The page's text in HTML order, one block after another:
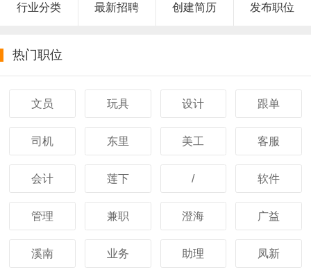
行业分类 最新招聘 创建简历 发布职位
热门职位
文员 玩具 设计 跟单
司机 东里 美工 客服
会计 莲下 / 软件
管理 兼职 澄海 广益
溪南 业务 助理 凤新